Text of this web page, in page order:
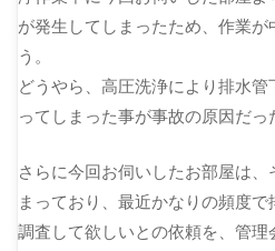
が発生してしまったため、作業
う。
どうやら、高圧洗浄により排水
ってしまった事が事故の原因だっ
さらに今回お伺いしたお部屋は
まっており、最近かなりの頻度
調査して欲しいとの依頼を、管